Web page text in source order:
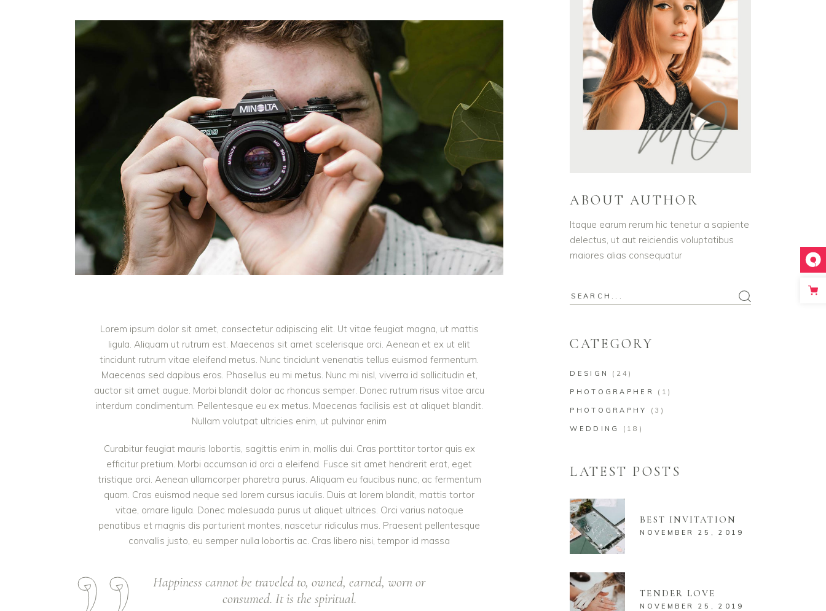
Lorem ipsum dolor sit amet, consectetur adipiscing elit. Ut vitae feugiat magna, ut mattis
ligula. Aliquam ut rutrum est. Maecenas sit amet scelerisque orci. Aenean et ex ut elit
tincidunt rutrum vitae eleifend metus. Nunc tincidunt venenatis tellus euismod fermentum.
Maecenas sed dapibus eros. Phasellus eu mi metus. Nunc mi nisl, viverra id sollicitudin et,
auctor sit amet augue. Morbi blandit dolor ac rhoncus semper. Donec rutrum risus vitae arcu
interdum condimentum. Pellentesque eu ex metus. Maecenas facilisis est at aliquet blandit.
Nullam volutpat ultricies enim, ut pulvinar enim
Curabitur feugiat mauris lobortis, sagittis enim in, mollis dui. Cras porttitor tortor quis ex
efficitur pretium. Morbi accumsan id orci a eleifend. Fusce sit amet hendrerit erat, eget
tristique orci. Aenean ullamcorper pharetra purus. Aliquam eu faucibus nunc, ac fermentum
quam. Cras euismod neque sed lorem cursus iaculis. Duis at lorem blandit, mattis tortor
vitae, ornare ligula. Donec malesuada purus ut aliquet ultrices. Orci varius natoque
penatibus et magnis dis parturient montes, nascetur ridiculus mus. Praesent pellentesque
convallis justo, eu semper nulla lobortis ac. Cras libero nisi, tempor id massa
Happiness cannot be traveled to, owned, earned, worn or
consumed. It is the spiritual.
ABOUT AUTHOR
Itaque earum rerum hic tenetur a sapiente
delectus, ut aut reiciendis voluptatibus
maiores alias consequatur
CATEGORY
DESIGN (24)
PHOTOGRAPHER (1)
PHOTOGRAPHY (3)
WEDDING (18)
LATEST POSTS
BEST INVITATION
NOVEMBER 25, 2019
TENDER LOVE
NOVEMBER 25, 2019